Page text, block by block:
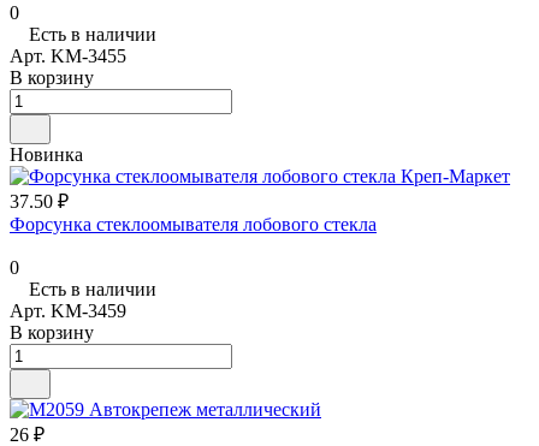
0
Есть в наличии
Арт. KM-3455
В корзину
Новинка
37.50 ₽
Форсунка стеклоомывателя лобового стекла
0
Есть в наличии
Арт. KM-3459
В корзину
26 ₽